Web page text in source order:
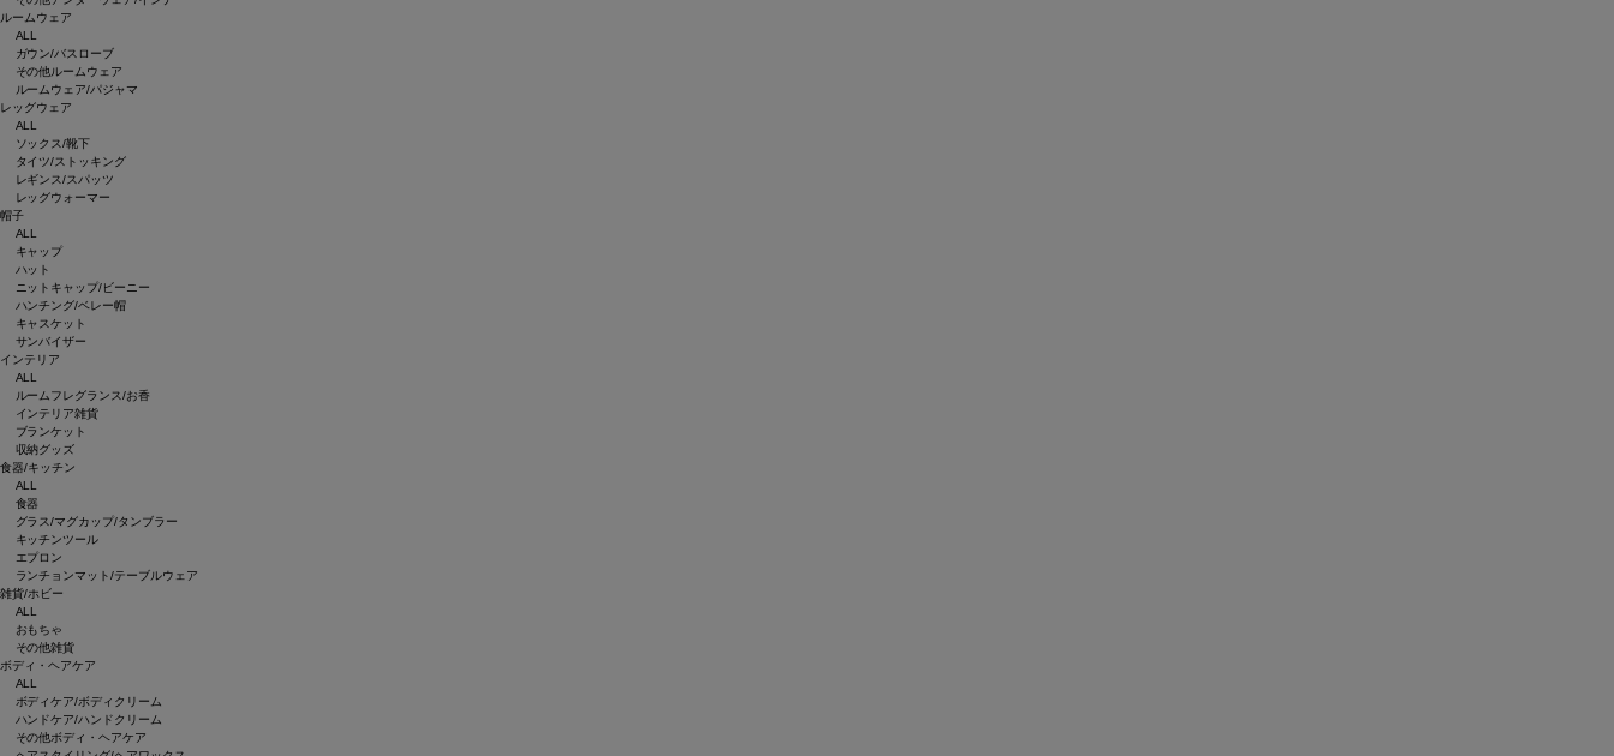
ルームウェア
ALL
ガウン/バスローブ
その他ルームウェア
ルームウェア/パジャマ
レッグウェア
ALL
ソックス/靴下
タイツ/ストッキング
レギンス/スパッツ
レッグウォーマー
帽子
ALL
キャップ
ハット
ニットキャップ/ビーニー
ハンチング/ベレー帽
キャスケット
サンバイザー
インテリア
ALL
ルームフレグランス/お香
インテリア雑貨
ブランケット
収納グッズ
食器/キッチン
ALL
食器
グラス/マグカップ/タンブラー
キッチンツール
エプロン
ランチョンマット/テーブルウェア
雑貨/ホビー
ALL
おもちゃ
その他雑貨
ボディ・ヘアケア
ALL
ボディケア/ボディクリーム
ハンドケア/ハンドクリーム
その他ボディ・ヘアケア